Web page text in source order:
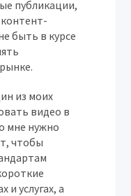
публикации,
быть в курсе
из моих
видео в
мне нужно
чтобы
и услугах, а